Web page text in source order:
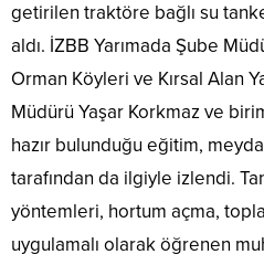
getirilen traktöre bağlı su
aldı. İZBB Yarımada Şube
Orman Köyleri ve Kırsal Alan
Müdürü Yaşar Korkmaz ve
hazır bulunduğu eğitim,
tarafından da ilgiyle izlendi.
yöntemleri, hortum açma,
uygulamalı olarak öğrenen